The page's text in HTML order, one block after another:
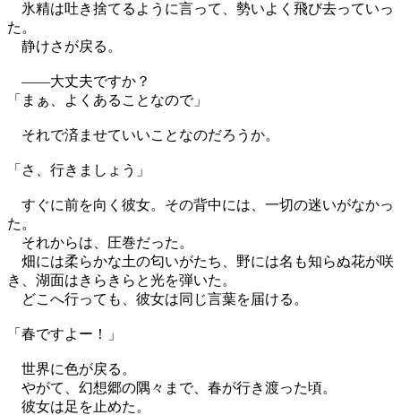
氷精は吐き捨てるように言って、勢いよく飛び去っていっ
た。
静けさが戻る。
——大丈夫ですか？
「まぁ、よくあることなので」
それで済ませていいことなのだろうか。
「さ、行きましょう」
すぐに前を向く彼女。その背中には、一切の迷いがなかっ
た。
それからは、圧巻だった。
畑には柔らかな土の匂いがたち、野には名も知らぬ花が咲
き、湖面はきらきらと光を弾いた。
どこへ行っても、彼女は同じ言葉を届ける。
「春ですよー！」
世界に色が戻る。
やがて、幻想郷の隅々まで、春が行き渡った頃。
彼女は足を止めた。